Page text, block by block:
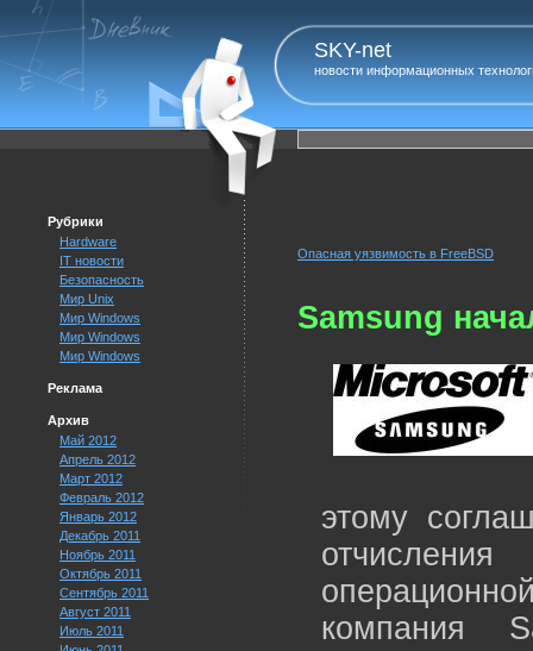
SKY-net
новости информационных
Рубрики
Hardware
IT новости
Безопасность
Мир Unix
Мир Windows
Мир Windows
Мир Windows
Реклама
Архив
Май 2012
Апрель 2012
Март 2012
Февраль 2012
Январь 2012
Декабрь 2011
Ноябрь 2011
Октябрь 2011
Сентябрь 2011
Август 2011
Июль 2011
Опасная уязвимость в FreeBSD
Samsung
этому
компания